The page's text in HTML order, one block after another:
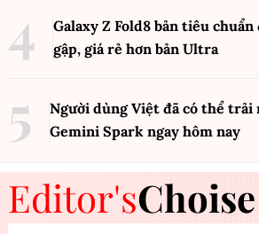
Galaxy Z Fold8 bản tiêu
gập, giá rẻ hơn bản Ultra
Người dùng Việt đã có thể trải
Gemini Spark ngay hôm nay
Editor'sChoise